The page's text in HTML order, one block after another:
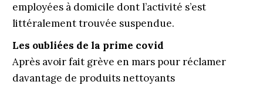
em­ployées à domicile dont l’activité s’est
littéralement trouvée suspendue.
Les oubliées de la prime covid
Après avoir fait grève en mars pour réclamer
davantage de produits nettoyants